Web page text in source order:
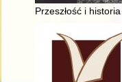
Przeszłość i